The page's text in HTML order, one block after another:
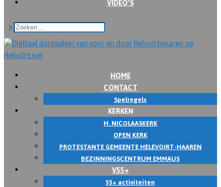
x
HOME
CONTACT
Spelregels
KERKEN
H. NICOLAASKERK
OPEN KERK
PROTESTANTE GEMEENTE HELEVOIRT-HAAREN
BEZINNINGSCENTRUM EMMAUS
V55+
55+ activiteiten